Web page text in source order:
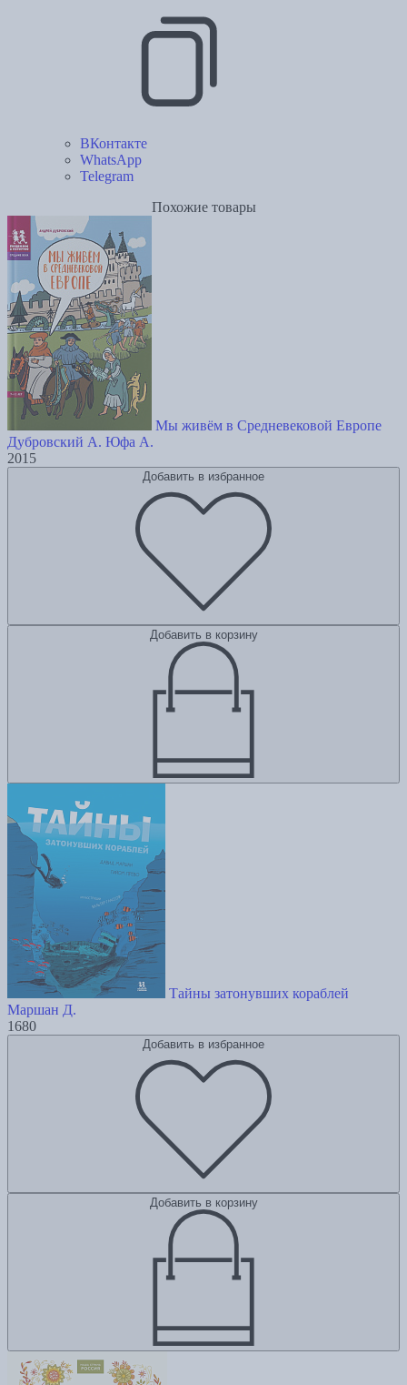
ВКонтакте
WhatsApp
Telegram
Похожие товары
Мы живём в Средневековой Европе
Дубровский А. Юфа А.
2015
Добавить в избранное
Добавить в корзину
Тайны затонувших кораблей
Маршан Д.
1680
Добавить в избранное
Добавить в корзину